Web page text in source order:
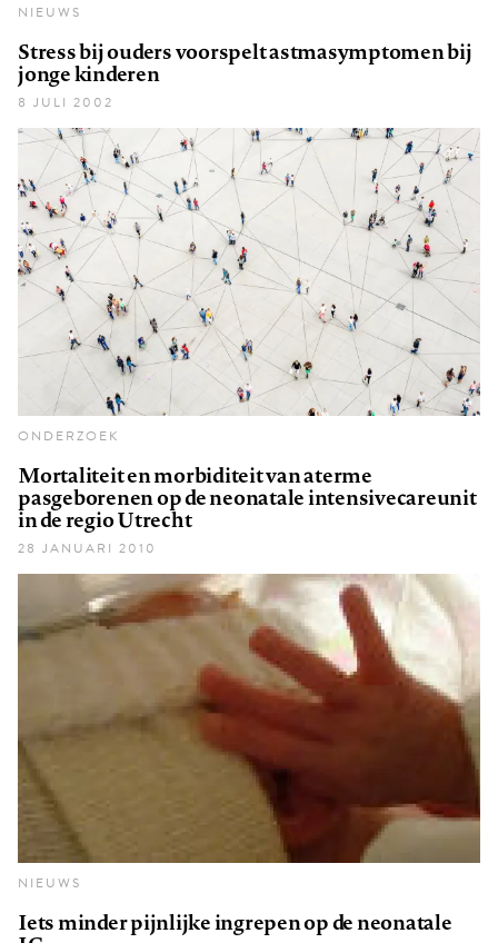
NIEUWS
Stress bij ouders voorspelt astmasymptomen bij
jonge kinderen
8 JULI 2002
ONDERZOEK
Mortaliteit en morbiditeit van aterme
pasgeborenen op de neonatale intensivecareunit
in de regio Utrecht
28 JANUARI 2010
NIEUWS
Iets minder pijnlijke ingrepen op de neonatale